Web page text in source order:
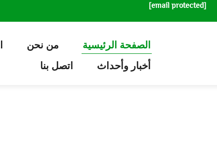
[email protected]
الصفحة الرئيسية من نحن
أخبار وأحداث
اتصل بنا